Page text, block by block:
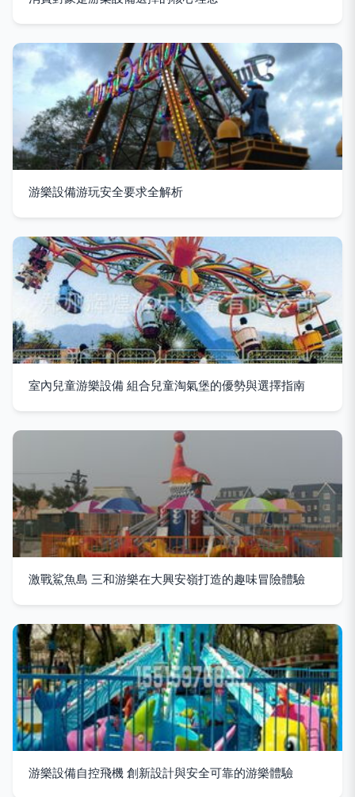
游樂設備游玩安全要求全解析
室內兒童游樂設備 組合兒童淘氣堡的優勢與選擇指南
激戰鯊魚島 三和游樂在大興安嶺打造的趣味冒險體驗
游樂設備自控飛機 創新設計與安全可靠的游樂體驗